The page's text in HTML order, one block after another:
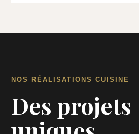
NOS RÉALISATIONS CUISINE
Des projets